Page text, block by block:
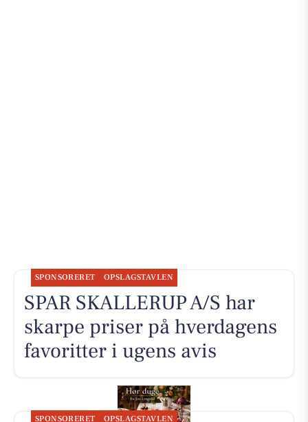
SPONSORERET OPSLAGSTAVLEN
SPAR SKALLERUP A/S har
skarpe priser på hverdagens
favoritter i ugens avis
SPONSORERET OPSLAGSTAVLEN